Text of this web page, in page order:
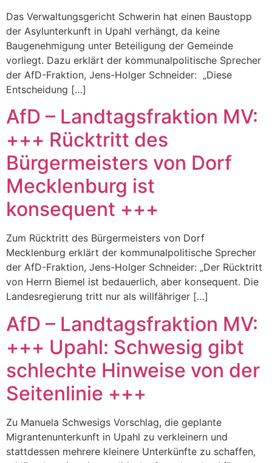
Das Verwaltungsgericht Schwerin hat einen Baustopp
der Asylunterkunft in Upahl verhängt, da keine
Baugenehmigung unter Beteiligung der Gemeinde
vorliegt. Dazu erklärt der kommunalpolitische Sprecher
der AfD-Fraktion, Jens-Holger Schneider: „Diese
Entscheidung […]
AfD – Landtagsfraktion MV:
+++ Rücktritt des
Bürgermeisters von Dorf
Mecklenburg ist
konsequent +++
Zum Rücktritt des Bürgermeisters von Dorf
Mecklenburg erklärt der kommunalpolitische Sprecher
der AfD-Fraktion, Jens-Holger Schneider: „Der Rücktritt
von Herrn Biemel ist bedauerlich, aber konsequent. Die
Landesregierung tritt nur als willfähriger […]
AfD – Landtagsfraktion MV:
+++ Upahl: Schwesig gibt
schlechte Hinweise von der
Seitenlinie +++
Zu Manuela Schwesigs Vorschlag, die geplante
Migrantenunterkunft in Upahl zu verkleinern und
stattdessen mehrere kleinere Unterkünfte zu schaffen,